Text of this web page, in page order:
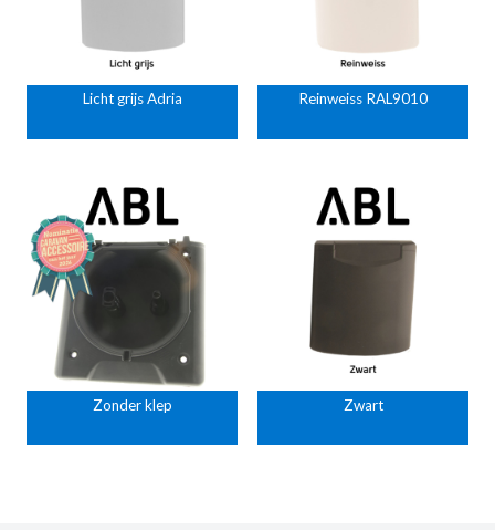
Licht grijs Adria Reinweiss RAL9010
Zonder klep Zwart